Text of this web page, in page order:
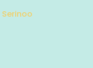
Serinoo